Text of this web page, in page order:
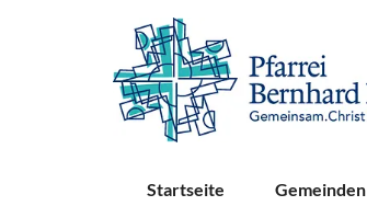
Startseite Gemeinden